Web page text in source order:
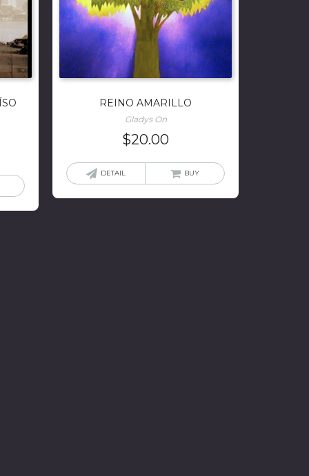
REINO AMARILLO
Gladys On
$20.00
DETAIL BUY